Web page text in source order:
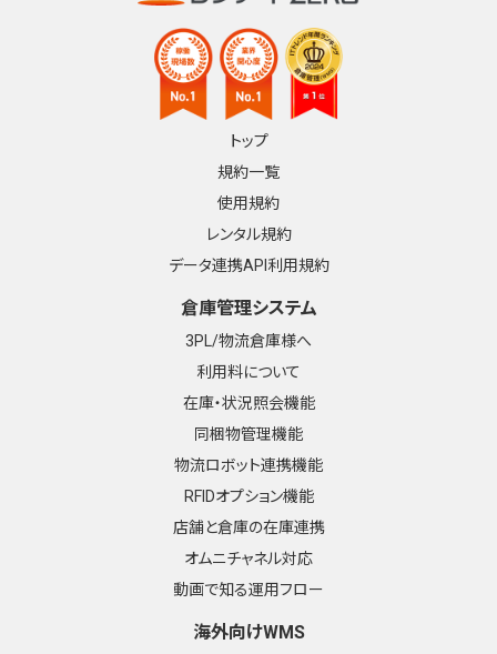
トップ
規約一覧
使用規約
レンタル規約
データ連携API利用規約
倉庫管理システム
3PL/物流倉庫様へ
利用料について
在庫・状況照会機能
同梱物管理機能
物流ロボット連携機能
RFIDオプション機能
店舗と倉庫の在庫連携
オムニチャネル対応
動画で知る運用フロー
海外向けWMS